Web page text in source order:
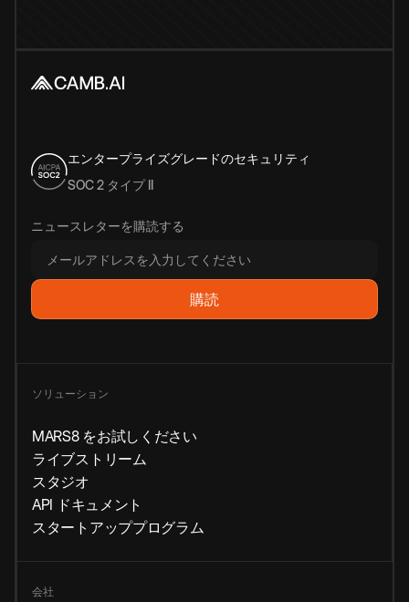
エンタープライズグレードのセキュリティ
SOC 2 タイプ II
ニュースレターを購読する
ソリューション
MARS8 をお試しください
ライブストリーム
スタジオ
API ドキュメント
スタートアッププログラム
会社